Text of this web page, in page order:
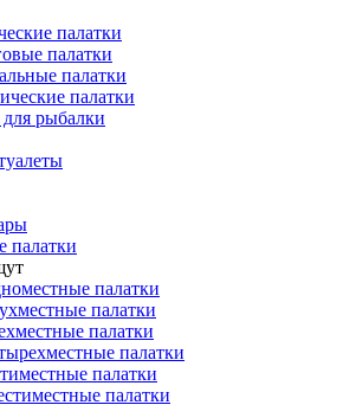
палатки
палатки
палатки
палатки
рыбалки
палатки
палатки
палатки
палатки
палатки
палатки
палатки